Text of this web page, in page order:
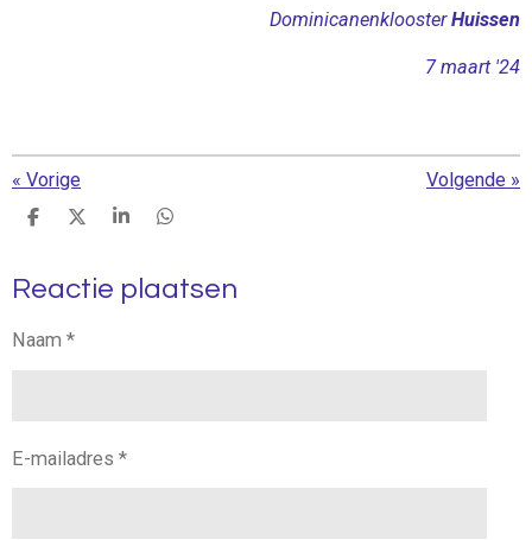
i
g
DominicanenkloosterHuissen
7 maart '24
« Vorige Volgende »
D
e
D
l
S
r
e
D
e
Reactie plaatsen
Naam *
E-mailadres *